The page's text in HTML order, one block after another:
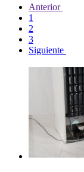
Anterior
1
2
3
Siguiente